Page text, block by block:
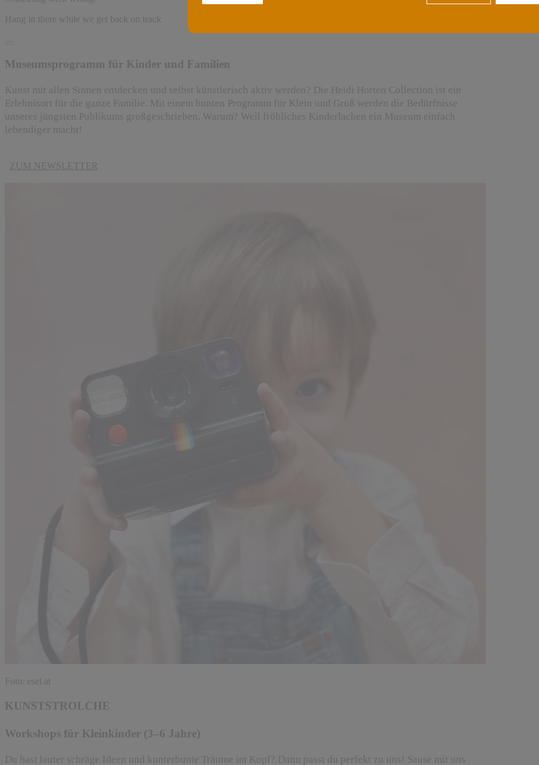
Hang in there while we get back on track
Museumsprogramm für Kinder und Familien
Kunst mit allen Sinnen entdecken und selbst künstlerisch aktiv werden? Die Heidi Horten Collection ist ein
Erlebnisort für die ganze Familie. Mit einem bunten Programm für Klein und Groß werden die Bedürfnisse
unseres jüngsten Publikums großgeschrieben. Warum? Weil fröhliches Kinderlachen ein Museum einfach
lebendiger macht!
ZUM NEWSLETTER
Foto: esel.at
KUNSTSTROLCHE
Workshops für Kleinkinder (3–6 Jahre)
Du hast lauter schräge Ideen und kunterbunte Träume im Kopf? Dann passt du perfekt zu uns! Sause mit uns